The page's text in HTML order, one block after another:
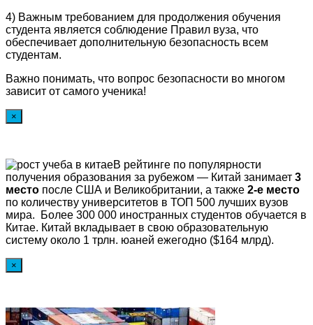
4) Важным требованием для продолжения обучения
студента является соблюдение Правил вуза, что
обеспечивает дополнительную безопасность всем
студентам.
Важно понимать, что вопрос безопасности во многом
зависит от самого ученика!
×
В рейтинге по популярности
получения образования за рубежом — Китай занимает 3
место после США и Великобритании, а также 2-е место
по количеству университетов в ТОП 500 лучших вузов
мира. Более 300 000 иностранных студентов обучается в
Китае. Китай вкладывает в свою образовательную
систему около 1 трлн. юаней ежегодно ($164 млрд).
×